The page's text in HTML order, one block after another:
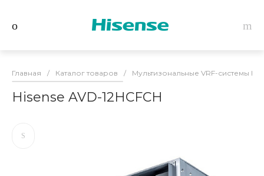
Главная / Каталог товаров / Мультизональные VRF-системы
Hisense AVD-12HCFCH